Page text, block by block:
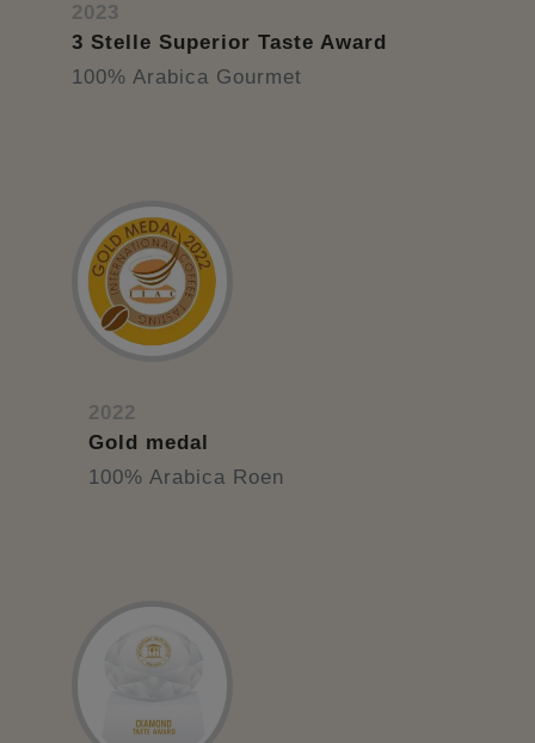
2023
3 Stelle Superior Taste Award
100% Arabica Gourmet
2022
Gold medal
100% Arabica Roen